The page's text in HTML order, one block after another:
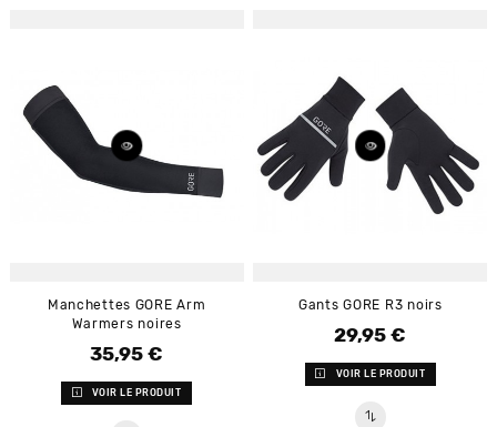
Manchettes GORE Arm
Warmers noires
Prix
35,95 €
VOIR LE PRODUIT
Gants GORE R3 noirs
Prix
29,95 €
VOIR LE PRODUIT